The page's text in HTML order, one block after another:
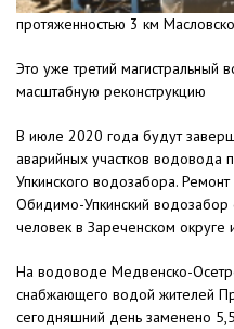
протяженностью 3 км
Это уже третий магистральный
масштабную реконструкцию
В июле 2020 года будут
аварийных участков
Упкинского водозабора.
Обидимо-Упкинский
человек в Зареченском округе
На водоводе Медвенско-
снабжающего водой жителей
сегодняшний день заменено